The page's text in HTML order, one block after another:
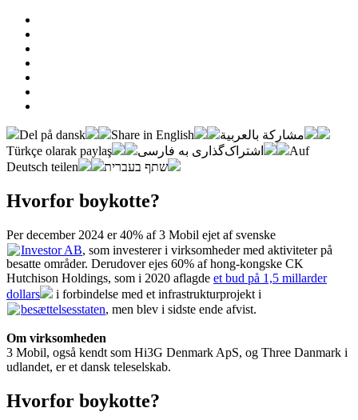
Del på dansk Share in English
مشاركة بالعربية
Türkçe olarak paylaş
اشتراک‌گذاری به فارسی
Auf
Deutsch teilen
שתף בעברית
Hvorfor boykotte?
Per december 2024 er 40% af 3 Mobil ejet af svenske
Investor AB, som investerer i virksomheder med aktiviteter på
besatte områder. Derudover ejes 60% af hong-kongske CK
Hutchison Holdings, som i 2020 aflagde et bud på 1,5 millarder
dollars
i forbindelse med et infrastrukturprojekt i
besættelsesstaten, men blev i sidste ende afvist.
Om virksomheden
3 Mobil, også kendt som Hi3G Denmark ApS, og Three Danmark i
udlandet, er et dansk teleselskab.
Hvorfor boykotte?